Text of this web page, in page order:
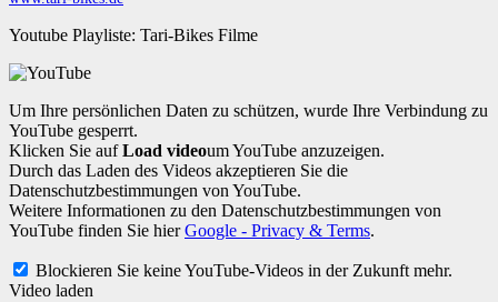
Youtube Playliste: Tari-Bikes Filme
Um Ihre persönlichen Daten zu schützen, wurde Ihre Verbindung zu
YouTube gesperrt.
Klicken Sie aufLoad videoum YouTube anzuzeigen.
Durch das Laden des Videos akzeptieren Sie die
Datenschutzbestimmungen von YouTube.
Weitere Informationen zu den Datenschutzbestimmungen von
YouTube finden Sie hierGoogle - Privacy & Terms.
Blockieren Sie keine YouTube-Videos in der Zukunft mehr.
Video laden